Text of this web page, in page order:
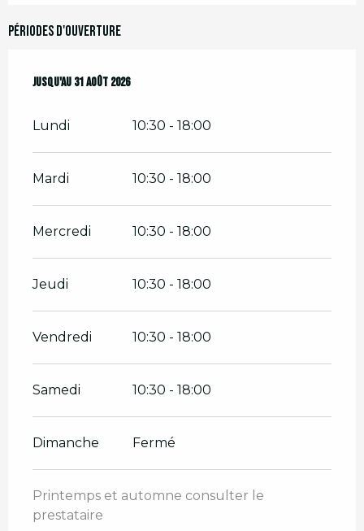
Périodes d'ouverture
Du1 juillet 2026 au31 août 2026
Jusqu'au 31 août 2026
Lundi 10:30 - 18:00
Mardi 10:30 - 18:00
Mercredi 10:30 - 18:00
Jeudi 10:30 - 18:00
Vendredi 10:30 - 18:00
Samedi 10:30 - 18:00
Dimanche Fermé
Printemps et automne consulter le
prestataire